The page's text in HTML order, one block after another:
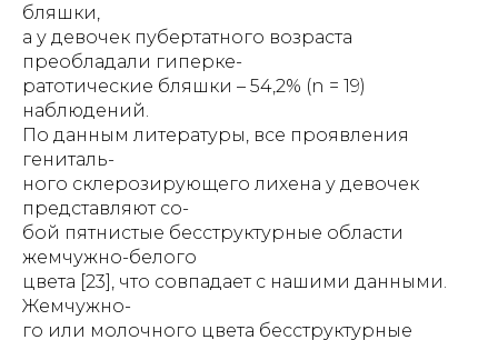
бляшки,
а у девочек пубертатного возраста
преобладали гиперке-
ратотические бляшки – 54,2% (n = 19)
наблюдений.
По данным литературы, все проявления
гениталь-
ного склерозирующего лихена у девочек
представляют со-
бой пятнистые бесструктурные области
жемчужно-белого
цвета [23], что совпадает с нашими данными.
Жемчужно-
го или молочного цвета бесструктурные